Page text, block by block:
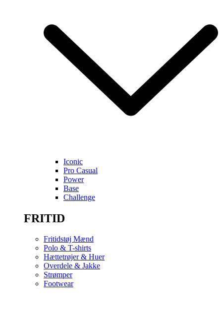
Iconic
Pro Casual
Power
Base
Challenge
FRITID
Fritidstøj Mænd
Polo & T-shirts
Hættetrøjer & Huer
Overdele & Jakke
Strømper
Footwear